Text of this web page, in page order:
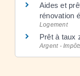
Aides et
rénovation
Logement
Prêt à taux
Argent -